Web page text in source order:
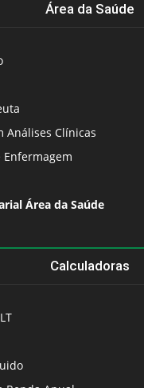
Área da Saúde
Análises Clínicas
Enfermagem
Área da Saúde
Calculadoras